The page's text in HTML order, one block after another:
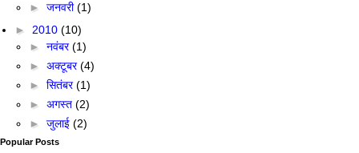
► जनवरी(1)
► 2010 (10)
► नवंबर(1)
► अक्टूबर(4)
► सितंबर(1)
► अगस्त (2)
► जुलाई (2)
Popular Posts